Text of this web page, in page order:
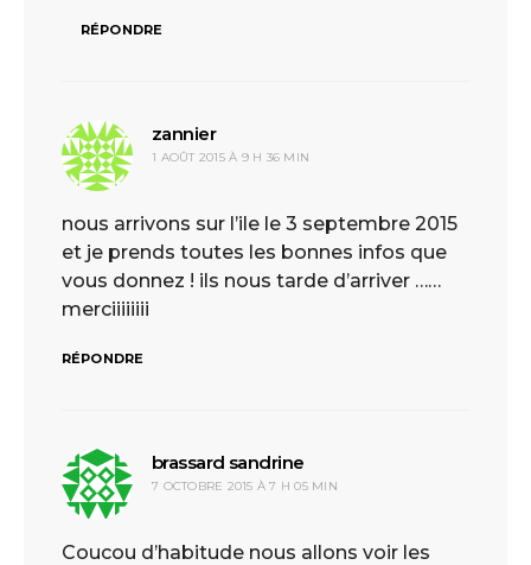
RÉPONDRE
zannierdit :
1 AOÛT 2015 À 9 H 36 MIN
nous arrivons sur l’ile le 3 septembre 2015
et je prends toutes les bonnes infos que
vous donnez ! ils nous tarde d’arriver ……
merciiiiiiii
RÉPONDRE
brassard sandrine
7 OCTOBRE 2015 À 7 H 05 MIN
Coucou d’habitude nous allons voir les